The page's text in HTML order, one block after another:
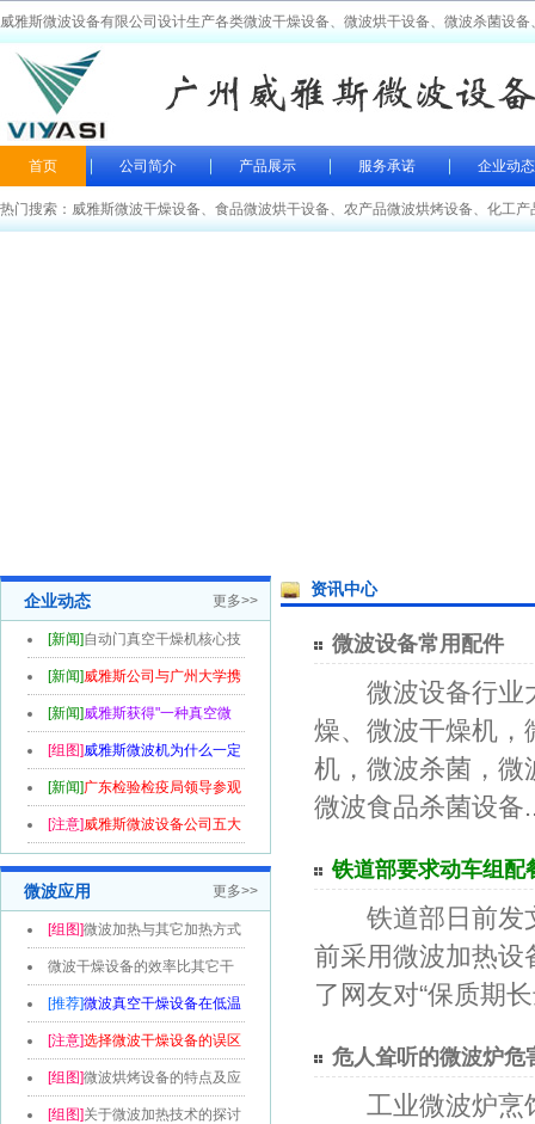
威雅斯微波设备有限公司设计生产各类微波干燥设备、微波烘干设备、微波杀菌设
首页 公司简介 产品展示 服务承诺 企业动态
热门搜索： 威雅斯微波干燥设备、 食品微波烘干设备、 农产品微波烘烤设备、 化工产
企业动态 更多>>
[新闻]自动门真空干燥机核心技
术喜获...
[新闻]威雅斯公司与广州大学携
手共创...
[新闻]威雅斯获得"一种真空微
波干燥机...
[组图]威雅斯微波机为什么一定
要款到...
[新闻]广东检验检疫局领导参观
威雅斯...
[注意]威雅斯微波设备公司五大
微波应用 更多>>
[组图]微波加热与其它加热方式
的区别...
微波干燥设备的效率比其它干
燥设备高...
[推荐]微波真空干燥设备在低温
烘干领...
[注意]选择微波干燥设备的误区
分析和...
[组图]微波烘烤设备的特点及应
用领域...
[组图]关于微波加热技术的探讨
资讯中心
微波设备常用配件
微波设备行业大
燥、微波干燥机，
机，微波杀菌，微
微波食品杀菌设
铁道部要求动车组配
铁道部日前发文
前采用微波加热设
了网友对“保质期
危人耸听的微波炉危
工业微波炉烹饪